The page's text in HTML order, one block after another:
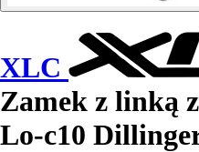
XLC
Zamek z linką
Lo-c10